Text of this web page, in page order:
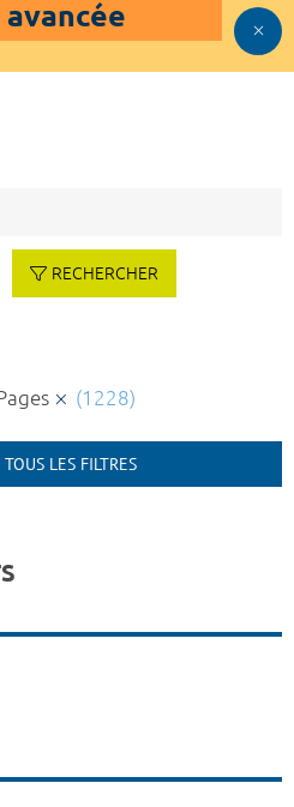
RECHERCHER
(1228)
TOUS LES FILTRES